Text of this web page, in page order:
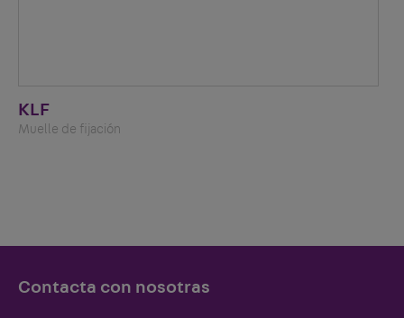
KLF
Muelle de fijación
Contacta con nosotras